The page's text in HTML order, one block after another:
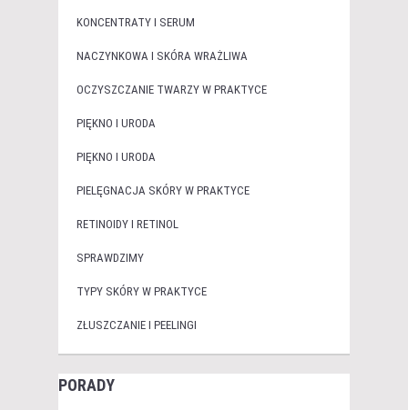
KONCENTRATY I SERUM
NACZYNKOWA I SKÓRA WRAŻLIWA
OCZYSZCZANIE TWARZY W PRAKTYCE
PIĘKNO I URODA
PIĘKNO I URODA
PIELĘGNACJA SKÓRY W PRAKTYCE
RETINOIDY I RETINOL
SPRAWDZIMY
TYPY SKÓRY W PRAKTYCE
ZŁUSZCZANIE I PEELINGI
PORADY